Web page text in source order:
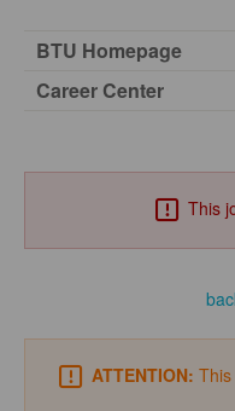
BTU Homepage
Career Center
This
ATTENTION: